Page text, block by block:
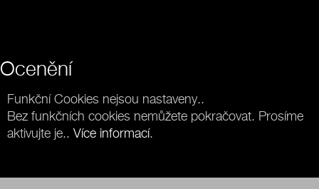
Ocenění
Funkční Cookies nejsou nastaveny..
Bez funkčních cookies nemůžete pokračovat. Prosíme
aktivujte je.. Více informací.